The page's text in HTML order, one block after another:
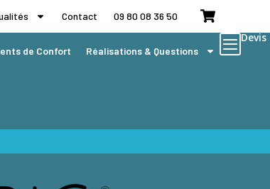
Contact 09 80 08 36 50
de Confort Réalisations & Questions
Devis